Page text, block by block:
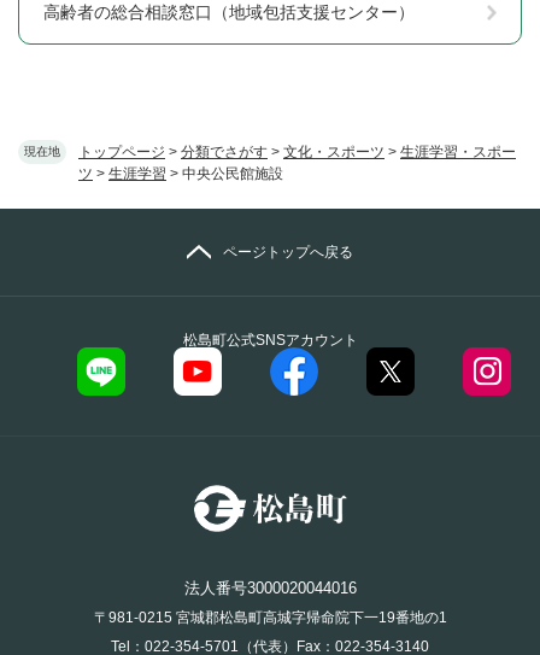
現在地 トップページ > 分類でさがす > 文化・スポーツ > 生涯学習・スポー
ツ > 生涯学習 > 中央公民館施設
高齢者の総合相談窓口（地域包括支援センター）
松島町公式SNSアカウント
ページトップへ戻る
法人番号3000020044016
〒981-0215 宮城郡松島町高城字帰命院下一19番地の1
Tel：022-354-5701（代表）Fax：022-354-3140